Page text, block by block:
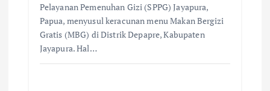
Pelayanan Pemenuhan Gizi (SPPG) Jayapura,
Papua, menyusul keracunan menu Makan Bergizi
Gratis (MBG) di Distrik Depapre, Kabupaten
Jayapura. Hal…